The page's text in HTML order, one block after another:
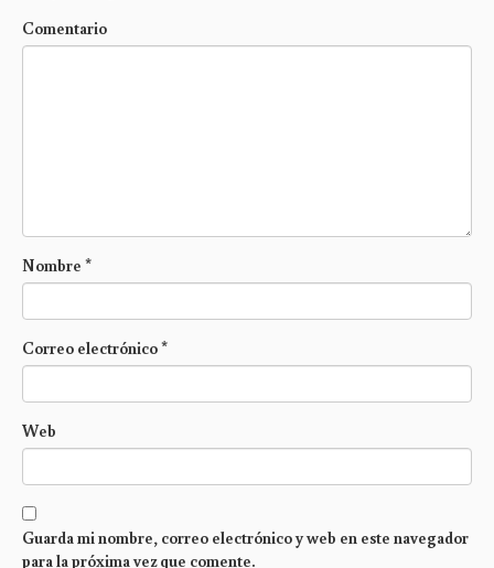
Comentario
Nombre *
Correo electrónico*
Web
Guarda mi nombre, correo electrónico y web en este navegador
para la próxima vez que comente.